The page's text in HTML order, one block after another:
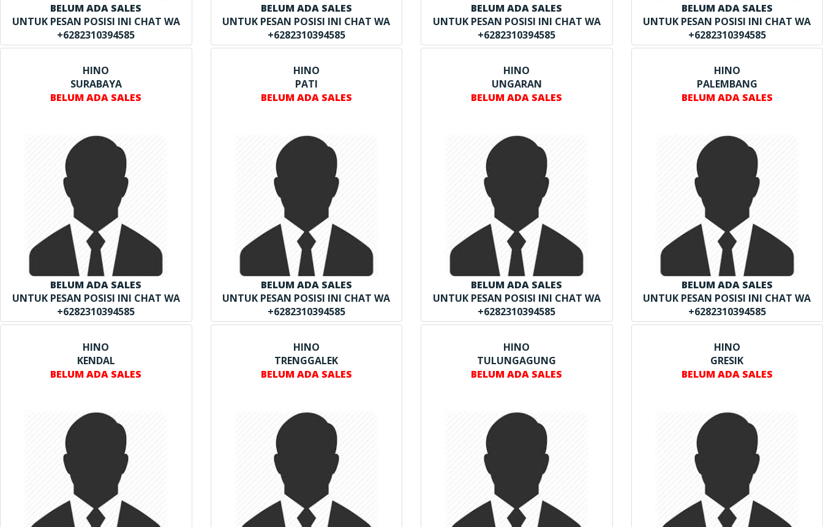
BELUM ADA SALES
UNTUK PESAN POSISI INI CHAT WA
+6282310394585
BELUM ADA SALES
UNTUK PESAN POSISI INI CHAT WA
+6282310394585
BELUM ADA SALES
UNTUK PESAN POSISI INI CHAT WA
+6282310394585
BELUM ADA SALES
UNTUK PESAN POSISI INI CHAT WA
+6282310394585
HINO
SURABAYA
BELUM ADA SALES
BELUM ADA SALES
UNTUK PESAN POSISI INI CHAT WA
+6282310394585
HINO
PATI
BELUM ADA SALES
BELUM ADA SALES
UNTUK PESAN POSISI INI CHAT WA
+6282310394585
HINO
UNGARAN
BELUM ADA SALES
BELUM ADA SALES
UNTUK PESAN POSISI INI CHAT WA
+6282310394585
HINO
PALEMBANG
BELUM ADA SALES
BELUM ADA SALES
UNTUK PESAN POSISI INI CHAT WA
+6282310394585
HINO
KENDAL
BELUM ADA SALES
HINO
TRENGGALEK
BELUM ADA SALES
HINO
TULUNGAGUNG
BELUM ADA SALES
HINO
GRESIK
BELUM ADA SALES